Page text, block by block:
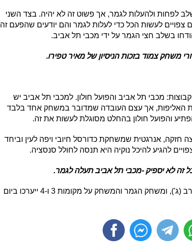
לפחות ולהעלות לגמר, אך פשוט זה לא יהיה. בצד השני
צפויים לעשות הכל כדי לעלות לגמר והם יודעים שהפעם זה
בשלב חצי הגמר על ידי מכבי תל אביב.
משחק צמוד בזכות הניסיון של מאיר טפירו.
מכבי תל אביב והפועל חולון. למכבי תל אביב יש
האליפות, אך עצם העובדה שמדובר במשחק אחד בלבד
והפועל חולון בהחלט מסוגלת לעשות את זה.
חזקה, אנרגטית שמשחקת כדורסל חיובי ויפה לעין וביחד
להגיע להיכל נוקיה היא תנסה לחולל סנסציה.
זה לא יספיק -מכבי תל אביב תעלה לגמר.
כאמור, משחקי חצי הגמר ייערכו הערב (ג'), ומשחק הגמר והמשחק על מקומות 3 ו-4 ייערכו ביום